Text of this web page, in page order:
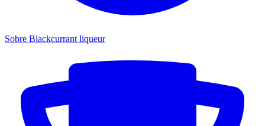
Sobre Blackcurrant liqueur